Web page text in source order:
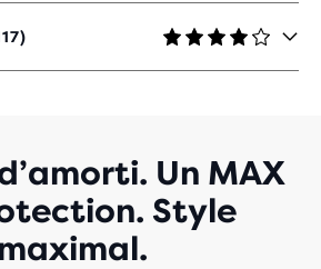
Un MAX
Style
maximal.